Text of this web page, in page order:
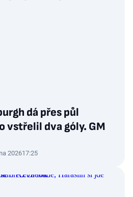
dá přes půl
vstřelil dva góly. GM
202617:25